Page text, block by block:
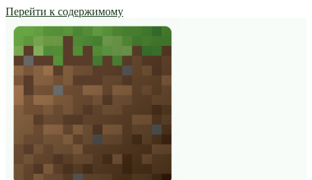
Перейти к содержимому